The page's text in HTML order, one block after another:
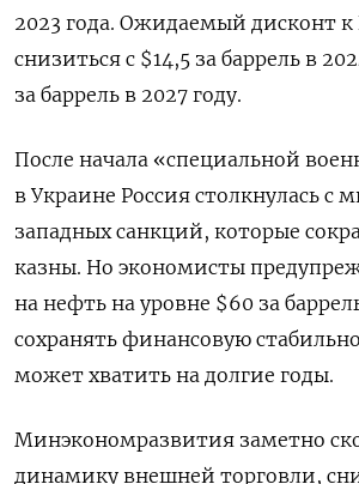
2023 года. Ожидаемый дисконт
снизиться с $14,5 за баррель в
за баррель в 2027 году.
После начала «специальной
в Украине Россия столкнулась с
западных санкций, которые
казны. Но экономисты
на нефть на уровне $60 за
сохранять финансовую
может хватить на долгие годы.
Минэкономразвития заметно
динамику внешней торговли,